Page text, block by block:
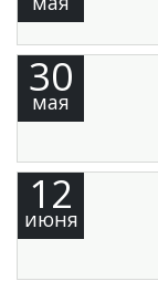
30
мая
12
июня